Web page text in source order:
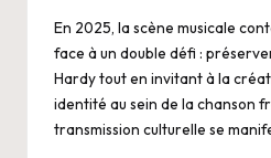
En 2025, la scène musicale
face à un double défi :
Hardy tout en invitant à la
identité au sein de la chanson
transmission culturelle se